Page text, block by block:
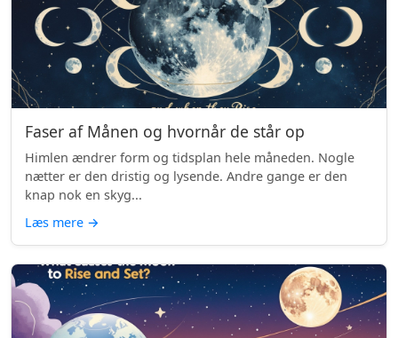
Faser af Månen og hvornår de står op
Himlen ændrer form og tidsplan hele måneden. Nogle
nætter er den dristig og lysende. Andre gange er den
knap nok en skyg...
Læs mere →